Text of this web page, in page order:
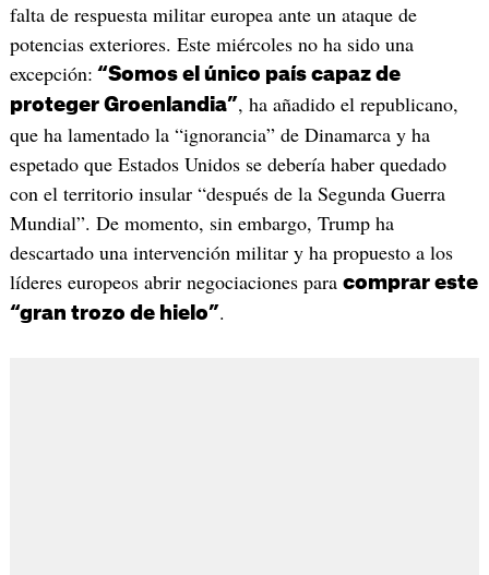
falta de respuesta militar europea ante un ataque de
potencias exteriores. Este miércoles no ha sido una
excepción: “Somos el único país capaz de
proteger Groenlandia”, ha añadido el republicano,
que ha lamentado la “ignorancia” de Dinamarca y ha
espetado que Estados Unidos se debería haber quedado
con el territorio insular “después de la Segunda Guerra
Mundial”. De momento, sin embargo, Trump ha
descartado una intervención militar y ha propuesto a los
líderes europeos abrir negociaciones para comprar este
“gran trozo de hielo”.